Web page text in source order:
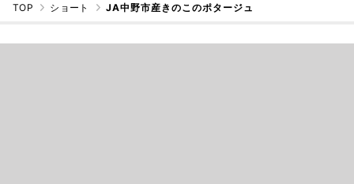
TOP ショート JA中野市産きのこのポタージュ